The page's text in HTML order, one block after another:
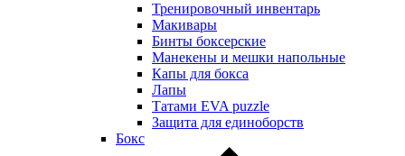
Тренировочный инвентарь
Макивары
Бинты боксерские
Манекены и мешки напольные
Капы для бокса
Лапы
Татами EVA puzzle
Защита для единоборств
Бокс